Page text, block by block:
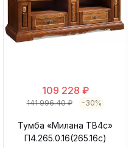
109 228 ₽
141 996.40 ₽ -30%
Тумба «Милана ТВ4с»
П4.265.0.16(265.16с)